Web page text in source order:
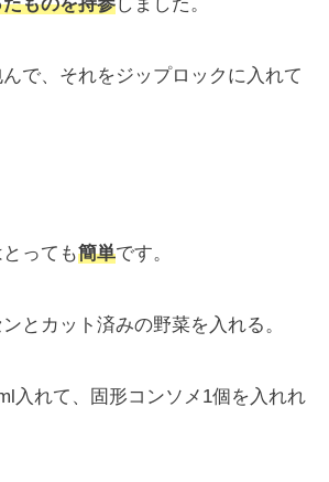
ものを持参しました。
で、それをジップロックに入れて
とっても簡単です。
とカット済みの野菜を入れる。
入れて、固形コンソメ1個を入れれ